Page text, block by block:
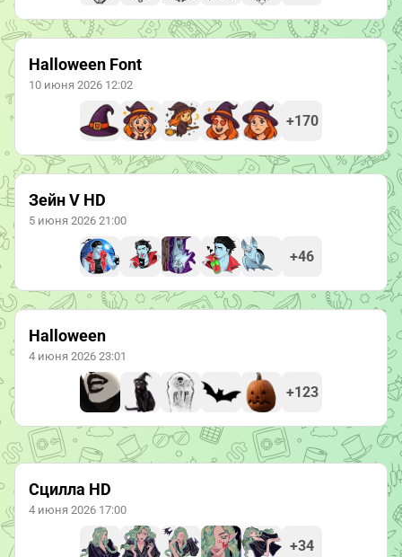
Halloween Font
10 июня 2026 12:02
+170
Зейн V HD
5 июня 2026 21:00
+46
Halloween
4 июня 2026 23:01
+123
Сцилла HD
4 июня 2026 17:00
+34